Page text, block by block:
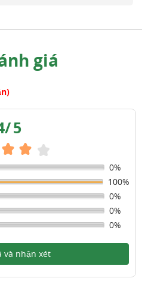
giá
/5
0%
100%
0%
0%
0%
và nhận xét